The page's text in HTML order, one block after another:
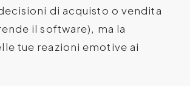
di acquisto o vendita
il software), ma la
tue reazioni emotive ai